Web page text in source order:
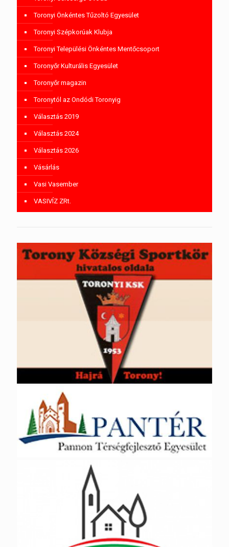
Toronyi Önkéntes Tűzoltó Egyesület
Toronyi Szépkorúak Klubja
Toronyi Települési Önkéntes Mentőcsoport
Toronyőr Kulturális Egyesület
Toronyőr magazin
Toronytól az Ondódi Toronyig
Választás 2019
Választás 2024
Választás 2026
Vásárlás
Vasi Vasember
VASIVÍZ ZRt.